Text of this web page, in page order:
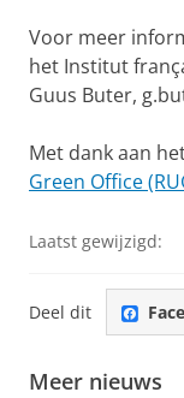
Voor meer
het Institut
Guus Buter,
Met dank aan
Green Office
Laatst gewijzigd:
Deel dit
Meer nieuws